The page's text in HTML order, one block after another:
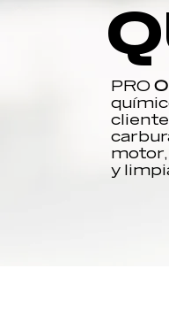
PRO
y